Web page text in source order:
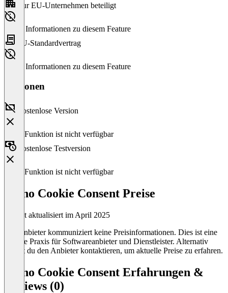
Nur EU-Unternehmen beteiligt
Keine Informationen zu diesem Feature
EU-Standardvertrag
Keine Informationen zu diesem Feature
Versionen
Kostenlose Version
Diese Funktion ist nicht verfügbar
Kostenlose Testversion
Diese Funktion ist nicht verfügbar
Mono Cookie Consent Preise
Zuletzt aktualisiert im April 2025
Der Anbieter kommuniziert keine Preisinformationen. Dies ist eine
übliche Praxis für Softwareanbieter und Dienstleister. Alternativ
kannst du den Anbieter kontaktieren, um aktuelle Preise zu erfahren.
Mono Cookie Consent Erfahrungen &
Reviews (0)